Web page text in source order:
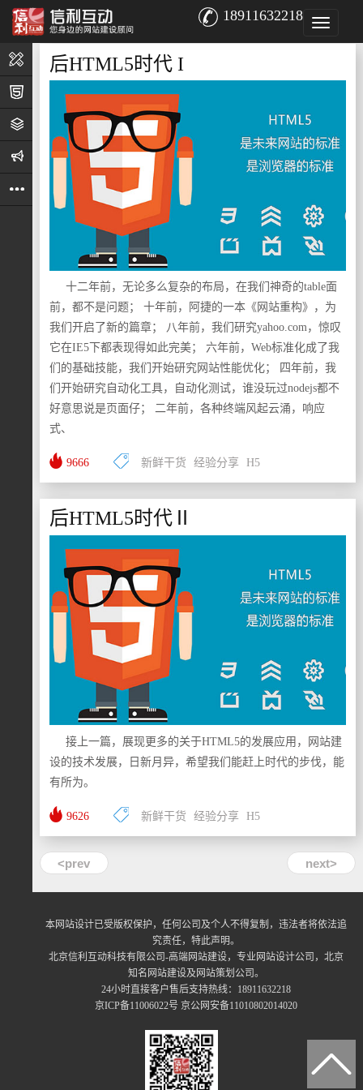
18911632218
后HTML5时代 I
十二年前，无论多么复杂的布局，在我们神奇的table面
前，都不是问题； 十年前，阿捷的一本《网站重构》，为
我们开启了新的篇章； 八年前，我们研究yahoo.com，惊叹
它在IE5下都表现得如此完美； 六年前，Web标准化成了我
们的基础技能，我们开始研究网站性能优化； 四年前，我
们开始研究自动化工具，自动化测试，谁没玩过nodejs都不
好意思说是页面仔； 二年前，各种终端风起云涌，响应
式、
9666 新鲜干货 经验分享 H5
后HTML5时代Ⅱ
接上一篇，展现更多的关于HTML5的发展应用，网站建
设的技术发展，日新月异，希望我们能赶上时代的步伐，能
有所为。
9626 新鲜干货 经验分享 H5
<prev next>
设
计
h5
策
广
其
本网站设计已受版权保护，任何公司及个人不得复制，违法者将依法追
究责任，特此声明。
北京信利互动科技有限公司-高端网站建设，专业网站设计公司，北京
知名网站建设及网站策划公司。
24小时直接客户售后支持热线：18911632218
京ICP备11006022号 京公网安备11010802014020